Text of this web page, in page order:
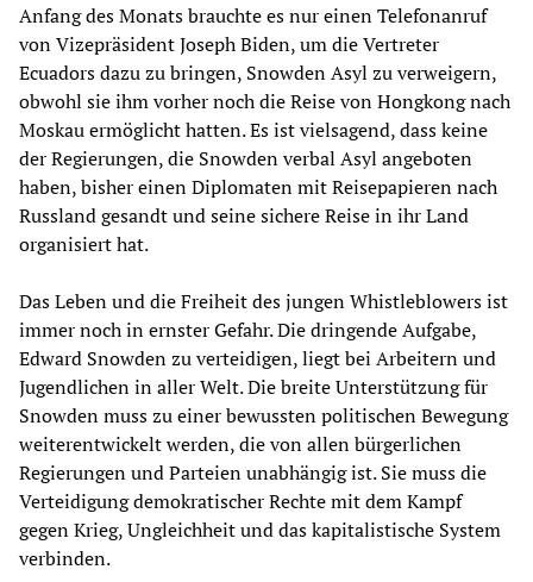
Anfang des Monats brauchte es nur einen Telefonanruf
von Vizepräsident Joseph Biden, um die Vertreter
Ecuadors dazu zu bringen, Snowden Asyl zu verweigern,
obwohl sie ihm vorher noch die Reise von Hongkong nach
Moskau ermöglicht hatten. Es ist vielsagend, dass keine
der Regierungen, die Snowden verbal Asyl angeboten
haben, bisher einen Diplomaten mit Reisepapieren nach
Russland gesandt und seine sichere Reise in ihr Land
organisiert hat.
Das Leben und die Freiheit des jungen Whistleblowers ist
immer noch in ernster Gefahr. Die dringende Aufgabe,
Edward Snowden zu verteidigen, liegt bei Arbeitern und
Jugendlichen in aller Welt. Die breite Unterstützung für
Snowden muss zu einer bewussten politischen Bewegung
weiterentwickelt werden, die von allen bürgerlichen
Regierungen und Parteien unabhängig ist. Sie muss die
Verteidigung demokratischer Rechte mit dem Kampf
gegen Krieg, Ungleichheit und das kapitalistische System
verbinden.